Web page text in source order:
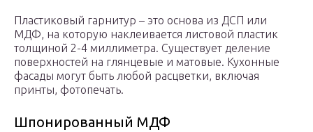
Пластиковый гарнитур – это основа из ДСП или
МДФ, на которую наклеивается листовой пластик
толщиной 2-4 миллиметра. Существует деление
поверхностей на глянцевые и матовые. Кухонные
фасады могут быть любой расцветки, включая
принты, фотопечать.
Шпонированный МДФ